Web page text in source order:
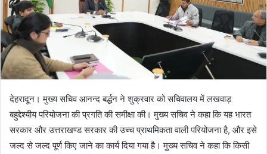
i
l
देहरादून। मुख्य सचिव आनन्द बर्द्धन ने शुक्रवार को सचिवालय में लखवाड़
बहुद्देश्यीय परियोजना की प्रगति की समीक्षा की। मुख्य सचिव ने कहा कि यह भारत
सरकार और उत्तराखण्ड सरकार की उच्च प्राथमिकता वाली परियोजना है, और इसे
जल्द से जल्द पूर्ण किए जाने का कार्य दिया गया है। मुख्य सचिव ने कहा कि किसी